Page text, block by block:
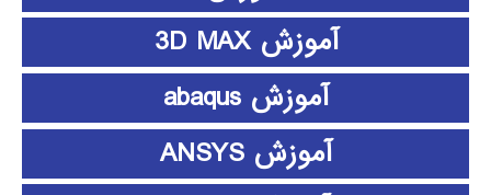
آموزش 3D MAX
آموزش abaqus
آموزش ANSYS